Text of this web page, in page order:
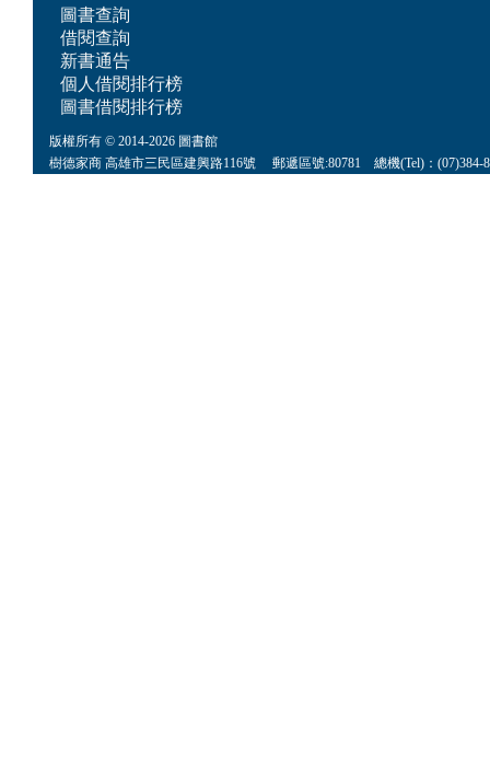
圖書查詢
借閱查詢
新書通告
個人借閱排行榜
圖書借閱排行榜
版權所有 © 2014-2026 圖書館
樹德家商 高雄市三民區建興路116號 郵遞區號:80781 總機(Tel)：(07)384-